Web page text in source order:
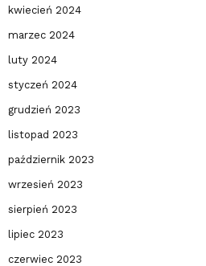
kwiecień 2024
marzec 2024
luty 2024
styczeń 2024
grudzień 2023
listopad 2023
październik 2023
wrzesień 2023
sierpień 2023
lipiec 2023
czerwiec 2023